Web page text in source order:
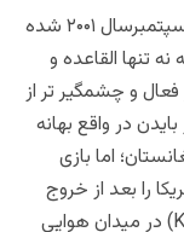
این که طالبان نیرومندتر از یازدهم سپتمبرسال ۲۰۰۱ شده
تنها القاعده و
فعال و چشمگیر تر از
در واقع بهانه
اما بازی
را بعد از خروج
ارایه می کند. کمپنی ” دیگ چینی” زیر نام (KBR) در میدان هوایی